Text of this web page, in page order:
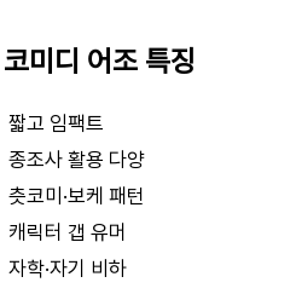
미디 어조 특징
짧고 임팩트
종조사 활용 다양
츳코미·보케 패턴
캐릭터 갭 유머
자학·자기 비하